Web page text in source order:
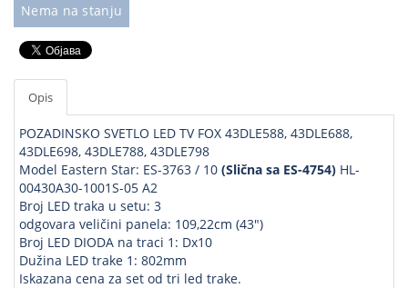
Nema na stanju
Opis
POZADINSKO SVETLO LED TV FOX 43DLE588, 43DLE688,
43DLE698, 43DLE788, 43DLE798
Model Eastern Star: ES-3763 / 10 (Slična sa ES-4754) HL-
00430A30-1001S-05 A2
Broj LED traka u setu: 3
odgovara veličini panela: 109,22cm (43")
Broj LED DIODA na traci 1: Dx10
Dužina LED trake 1: 802mm
Iskazana cena za set od tri led trake.